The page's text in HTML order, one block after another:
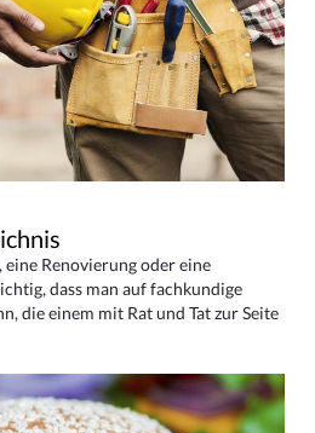
Renovierung oder eine
dass man auf fachkundige
die einem mit Rat und Tat zur Seite